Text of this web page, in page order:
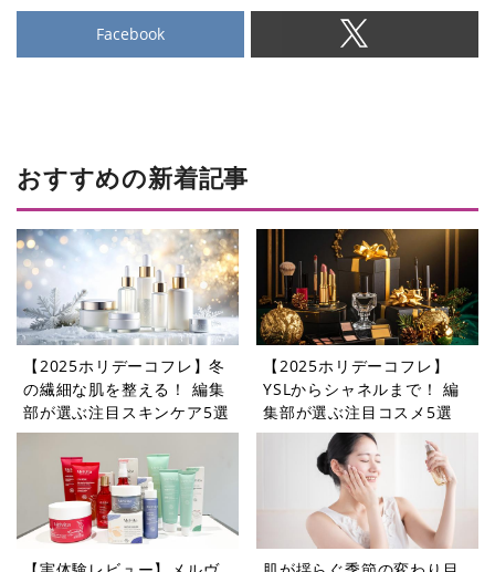
Facebook
おすすめの新着記事
【2025ホリデーコフレ】冬
の繊細な肌を整える！ 編集
部が選ぶ注目スキンケア5選
【2025ホリデーコフレ】
YSLからシャネルまで！ 編
集部が選ぶ注目コスメ5選